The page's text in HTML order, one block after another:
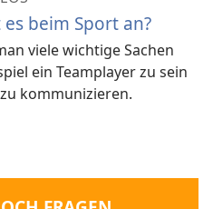
beim Sport an?
viele wichtige Sachen
ein Teamplayer zu sein
kommunizieren.